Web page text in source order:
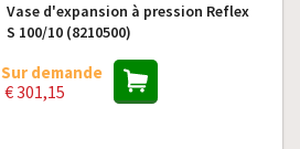
Vase d'expansion à pression Reflex
S 100/10 (8210500)
Sur demande
€ 301,15